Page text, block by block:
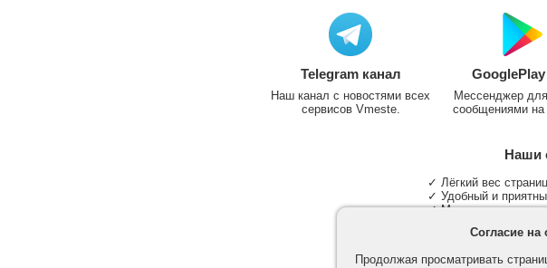
Telegram канал
Наш канал с новостями всех
сервисов Vmeste.
Мессенджер
сообщениями на
Наши
✓ Лёгкий вес
✓ Удобный и
✓ Мы не размещаем
✓ Участие в
✓ Поддержка
Согласие на
Продолжая просматривать